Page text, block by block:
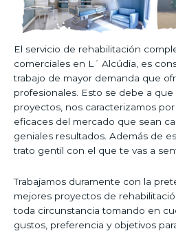
El servicio de rehabilitación
comerciales en L´ Alcúdia, es
trabajo de mayor demanda que
profesionales. Esto se debe a
proyectos, nos caracterizamos
eficaces del mercado que sean
geniales resultados. Además de
trato gentil con el que te vas a
Trabajamos duramente con la
mejores proyectos de
toda circunstancia tomando en
gustos, preferencia y objetivos